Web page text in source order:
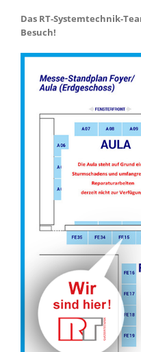
Das RT-Systemtechnik-
Besuch!